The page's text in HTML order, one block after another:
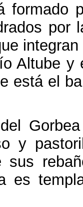
formado
Altube y
está el
y
sus
es